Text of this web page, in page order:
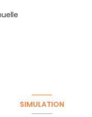
SIMULATION